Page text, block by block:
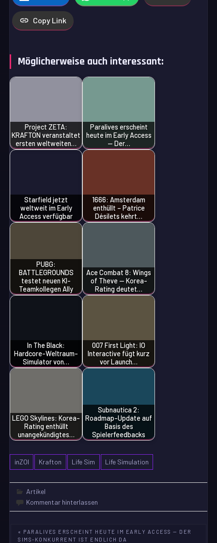
Copy Link
Möglicherweise auch interessant:
Project ZETA:
KRAFTON veranstaltet
ersten weltweiten…
Paralives erscheint
heute im Early Access
— Der…
Starfield jetzt
weltweit im Early
Access verfügbar
1666: Amsterdam
enthüllt – Patrice
Désilets kehrt…
PUBG:
BATTLEGROUNDS
testet neuen KI-
Teamkollegen Ally
Ace Combat 8: Wings
of Theve — Korea-
Rating deutet…
In The Black:
Hardcore-Weltraum-
Simulator von…
007 First Light: IO
Interactive fügt kurz
vor Launch…
LEGO Skylines: Korea-
Rating enthüllt
unangekündigtes…
Subnautica 2:
Roadmap-Update auf
Basis des
Spielerfeedbacks
inZOI Krafton Life Sim Life Simulation
Artikel
Kommentar hinterlassen
Beitragsnavigation
« PARALIVES ERSCHEINT HEUTE IM EARLY ACCESS — DER
SIMS-KONKURRENT IST ENDLICH DA